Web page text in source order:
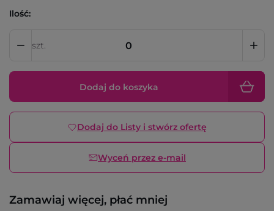
Ilość:
szt.
Dodaj do koszyka
Dodaj do Listy i stwórz ofertę
Wyceń przez e-mail
Zamawiaj więcej, płać mniej